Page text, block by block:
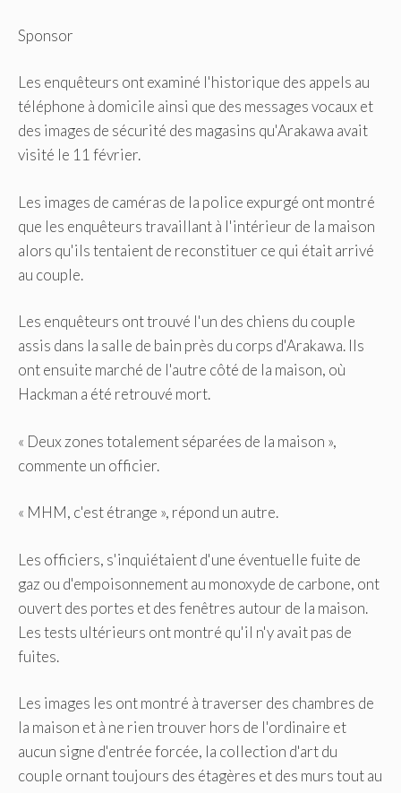
Sponsor
Les enquêteurs ont examiné l'historique des appels au
téléphone à domicile ainsi que des messages vocaux et
des images de sécurité des magasins qu'Arakawa avait
visité le 11 février.
Les images de caméras de la police expurgé ont montré
que les enquêteurs travaillant à l'intérieur de la maison
alors qu'ils tentaient de reconstituer ce qui était arrivé
au couple.
Les enquêteurs ont trouvé l'un des chiens du couple
assis dans la salle de bain près du corps d'Arakawa. Ils
ont ensuite marché de l'autre côté de la maison, où
Hackman a été retrouvé mort.
« Deux zones totalement séparées de la maison »,
commente un officier.
« MHM, c'est étrange », répond un autre.
Les officiers, s'inquiétaient d'une éventuelle fuite de
gaz ou d'empoisonnement au monoxyde de carbone, ont
ouvert des portes et des fenêtres autour de la maison.
Les tests ultérieurs ont montré qu'il n'y avait pas de
fuites.
Les images les ont montré à traverser des chambres de
la maison et à ne rien trouver hors de l'ordinaire et
aucun signe d'entrée forcée, la collection d'art du
couple ornant toujours des étagères et des murs tout au